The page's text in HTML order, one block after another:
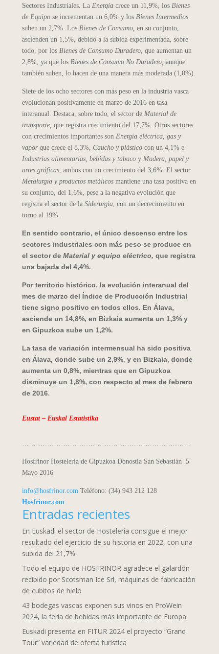
Sectores Industriales. La Energía crece un 11,9%, los Bienes
de Equipo se incrementan un 6,0% y los Bienes Intermedios
suben un 2,7%. Los Bienes de Consumo, en su conjunto,
ascienden un 1,5%, debido a la subida experimentada, sobre
todo, por los Bienes de Consumo Duradero, que aumentan un
2,8%, ya que los Bienes de Consumo No Duradero, aunque
también suben, lo hacen de una manera más moderada (1,0%).
Siete de los ocho sectores con más peso en la industria vasca
evolucionan positivamente en marzo de 2016 en tasa
interanual. Destaca, sobre todo, el sector de Material de
transporte, que registra crecimiento del 17,7%. Otros sectores
con crecimientos importantes son Energía eléctrica, gas y
vapor que crece el 8,3%, Caucho y plástico con un 4,1% e
Industrias alimentarias, bebidas y tabaco y Madera, papel y
artes gráficas, ambos con un crecimiento del 3,6%. El sector
Metalurgia y productos metálicos mantiene una tasa positiva en
su conjunto, del 1,6%, pese a la negativa evolución que
registra el sector de la Siderurgia, con un decrecimiento en
torno al 19%.
En sentido contrario, el único descenso entre los
sectores industriales con más peso se produce en
el sector de Material y equipo eléctrico, que registra
una bajada del 4,4%.
Por territorio histórico, la evolución interanual del
mes de marzo del Índice de Producción Industrial
tiene signo positivo en todos ellos. En Álava,
asciende un 14,8%, en Bizkaia aumenta un 1,3% y
en Gipuzkoa sube un 1,2%.
La tasa de variación intermensual ha sido positiva
en Álava, donde sube un 2,9%, y en Bizkaia, donde
aumenta un 0,8%, mientras que en Gipuzkoa
disminuye un 1,8%, con respecto al mes de febrero
de 2016.
Eustat – Euskal Estatistika
Hosfrinor Hostelería de Gipuzkoa Donostia San Sebastián 5
Mayo 2016
info@hosfrinor.com Teléfono: (34) 943 212 128
Hosfrinor.com
Entradas recientes
En Euskadi el sector de Hostelería consigue el mejor
resultado del ejercicio de su historia en 2022, con una
subida del 21,7%
Todo el equipo de HOSFRINOR agradece el galardón
recibido por Scotsman Ice Srl, máquinas de fabricación
de cubitos de hielo
43 bodegas vascas exponen sus vinos en ProWein
2024, la feria de bebidas más importante de Europa
Euskadi presenta en FITUR 2024 el proyecto “Grand
Tour” variedad de oferta turística